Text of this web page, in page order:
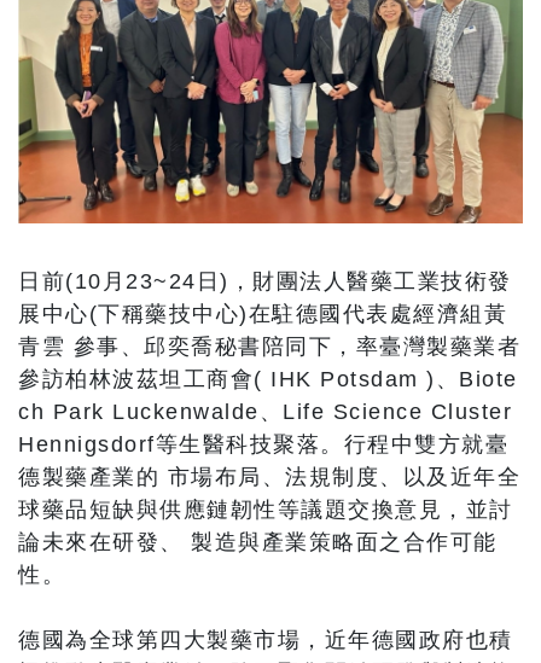
日前(10月23~24日)，財團法人醫藥工業技術發
展中心(下稱藥技中心)在駐德國代表處經濟組黃
青雲 參事、邱奕喬秘書陪同下，率臺灣製藥業者
參訪柏林波茲坦工商會( IHK Potsdam )、Biote
ch Park Luckenwalde、Life Science Cluster
Hennigsdorf等生醫科技聚落。行程中雙方就臺
德製藥產業的 市場布局、法規制度、以及近年全
球藥品短缺與供應鏈韌性等議題交換意見，並討
論未來在研發、 製造與產業策略面之合作可能
性。
德國為全球第四大製藥市場，近年德國政府也積